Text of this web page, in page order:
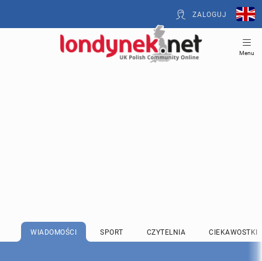
ZALOGUJ
Menu
WIADOMOŚCI SPORT CZYTELNIA CIEKAWOSTKI